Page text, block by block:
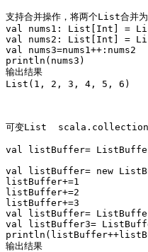
支持合并操作，将两个List合并
val nums1: List[Int] =
val nums2: List[Int] =
val nums3=nums1++:nums2
println(nums3)
输出结果
List(1, 2, 3, 4, 5, 6)
可变List
val listBuffer=
val listBuffer= new
listBuffer+=1
listBuffer+=2
listBuffer+=3
val listBuffer=
val listBuffer3=
输出结果